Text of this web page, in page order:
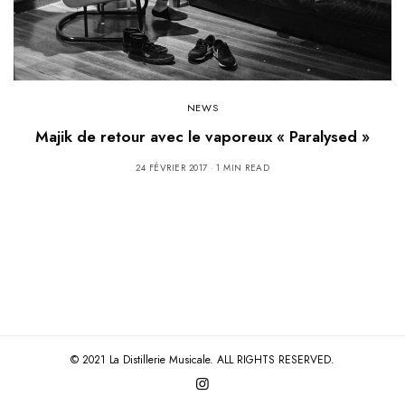
NEWS
Majik de retour avec le vaporeux « Paralysed »
24 FÉVRIER 2017 1 MIN READ
© 2021 La Distillerie Musicale. ALL RIGHTS RESERVED.